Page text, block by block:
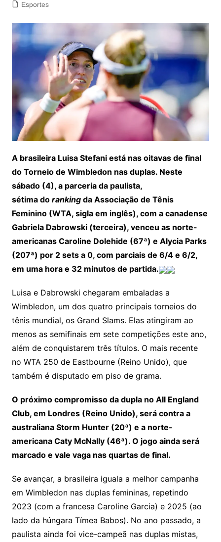
Esportes
A brasileira Luisa Stefani está nas oitavas de final
do Torneio de Wimbledon nas duplas. Neste
sábado (4), a parceria da paulista,
sétima do rankingda Associação de Tênis
Feminino (WTA, sigla em inglês), com a canadense
Gabriela Dabrowski (terceira), venceu as norte-
americanas Caroline Dolehide (67ª) e Alycia Parks
(207ª) por 2 sets a 0, com parciais de 6/4 e 6/2,
em uma hora e 32 minutos de partida.
Luisa e Dabrowski chegaram embaladas a
Wimbledon, um dos quatro principais torneios do
tênis mundial, os Grand Slams. Elas atingiram ao
menos as semifinais em sete competições este ano,
além de conquistarem três títulos. O mais recente
no WTA 250 de Eastbourne (Reino Unido), que
também é disputado em piso de grama.
O próximo compromisso da dupla no All England
Club, em Londres (Reino Unido), será contra a
australiana Storm Hunter (20ª) e a norte-
americana Caty McNally (46ª). O jogo ainda será
marcado e vale vaga nas quartas de final.
Se avançar, a brasileira iguala a melhor campanha
em Wimbledon nas duplas femininas, repetindo
2023 (com a francesa Caroline Garcia) e 2025 (ao
lado da húngara Tímea Babos). No ano passado, a
paulista ainda foi vice-campeã nas duplas mistas,